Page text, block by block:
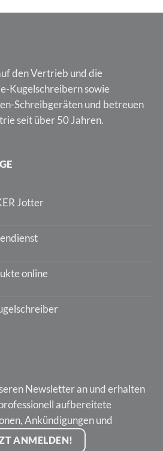
den Vertrieb und die
Kugelschreibern sowie
Schreibgeräten und betreuen
seit über 50 Jahren.
Jotter
online
Newsletter an und erhalten
aufbereitete
Ankündigungen und
ANMELDEN!